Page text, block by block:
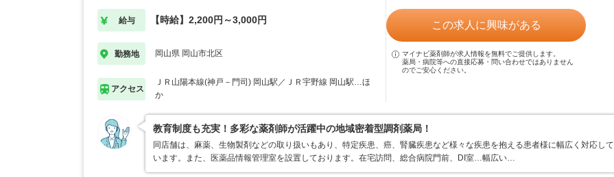
給与 【時給】2,200円～3,000円
勤務地 岡山県 岡山市北区
アクセス
ＪＲ山陽本線(神戸－門司) 岡山駅／ＪＲ宇野線 岡山駅…ほ
か
この求人に興味がある
マイナビ薬剤師が求人情報を無料でご提供します。
薬局・病院等への直接応募・問い合わせではありません
のでご安心ください。
教育制度も充実！多彩な薬剤師が活躍中の地域密着型調剤薬局！
同店舗は、麻薬、生物製剤などの取り扱いもあり、特定疾患、癌、腎臓疾患など様々な疾患を抱える患者様に幅広く対応して
います。また、医薬品情報管理室を設置しております。在宅訪問、総合病院門前、DI室…幅広い…